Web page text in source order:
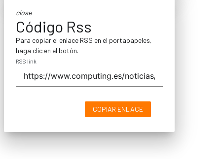
close
Código Rss
Para copiar el enlace RSS en el portapapeles,
haga clic en el botón.
RSS link
COPIAR ENLACE